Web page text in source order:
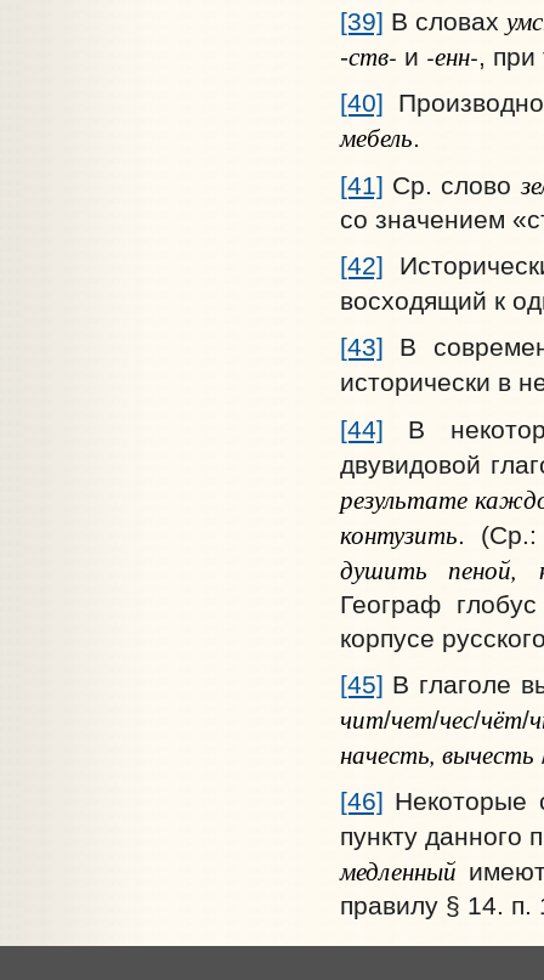
[39] В словах
-ств- и -енн- ,
[40]
мебель.
[41] Ср. слово
со значением
[42]
восходящий к
[43] В
исторически в
[44] В
двувидовой
результате
контузить.
душить пеной,
Географ
корпусе
[45] В глаголе
чит/чет/чес/чёт/
начесть, вычесть
[46] Некоторые
пункту данного
медленный
правилу § 14. п.